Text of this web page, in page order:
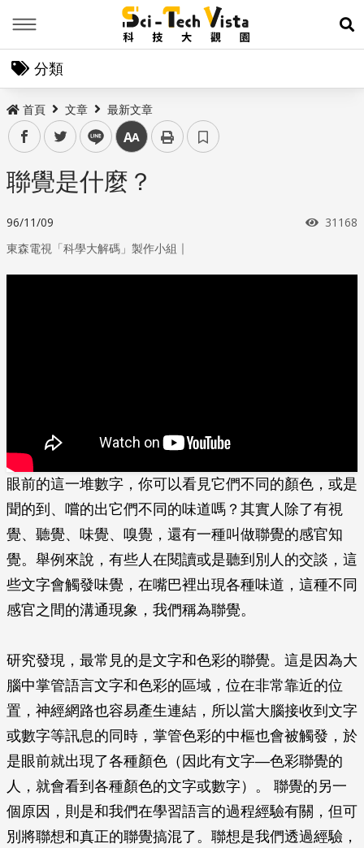
展
分類
首頁 文章 最新文章
facebooktwitter line 中
聯覺是什麼？
96/11/09 瀏覽次
31168
東森電視「科學大解碼」製作小組 ｜
眼前的這一堆數字，你可以看見它們不同的顏色，或是
聞的到、嚐的出它們不同的味道嗎？其實人除了有視
覺、聽覺、味覺、嗅覺，還有一種叫做聯覺的感官知
覺。舉例來說，有些人在閱讀或是聽到別人的交談，這
些文字會觸發味覺，在嘴巴裡出現各種味道，這種不同
感官之間的溝通現象，我們稱為聯覺。
研究發現，最常見的是文字和色彩的聯覺。這是因為大
腦中掌管語言文字和色彩的區域，位在非常靠近的位
置，神經網路也容易產生連結，所以當大腦接收到文字
或數字等訊息的同時，掌管色彩的中樞也會被觸發，於
是眼前就出現了各種顏色（因此有文字—色彩聯覺的
人，就會看到各種顏色的文字或數字）。 聯覺的另一
個原因，則是和我們在學習語言的過程經驗有關，但可
別將聯想和真正的聯覺搞混了。聯想是我們透過經驗，